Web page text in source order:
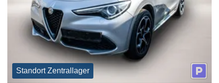
Standort Zentrallager